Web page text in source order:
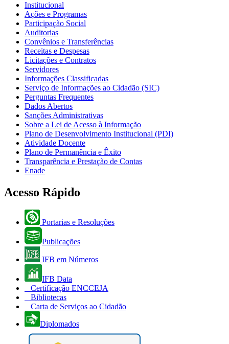
Institucional
Ações e Programas
Participação Social
Auditorias
Convênios e Transferências
Receitas e Despesas
Licitações e Contratos
Servidores
Informações Classificadas
Serviço de Informações ao Cidadão (SIC)
Perguntas Frequentes
Dados Abertos
Sanções Administrativas
Sobre a Lei de Acesso à Informação
Plano de Desenvolvimento Institucional (PDI)
Atividade Docente
Plano de Permanência e Êxito
Transparência e Prestação de Contas
Enade
Acesso Rápido
Portarias e Resoluções
Publicações
IFB em Números
IFB Data
Certificação ENCCEJA
Bibliotecas
Carta de Serviços ao Cidadão
Diplomados